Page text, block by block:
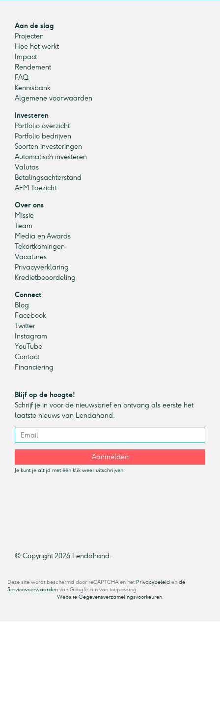
Aan de slag
Projecten
Hoe het werkt
Impact
Rendement
FAQ
Kennisbank
Algemene voorwaarden
Investeren
Portfolio overzicht
Portfolio bedrijven
Soorten investeringen
Automatisch investeren
Valutas
Betalingsachterstand
AFM Toezicht
Over ons
Missie
Team
Media en Awards
Tekortkomingen
Vacatures
Privacyverklaring
Kredietbeoordeling
Connect
Blog
Facebook
Twitter
Instagram
YouTube
Contact
Financiering
Blijf op de hoogte!
Schrijf je in voor de nieuwsbrief en ontvang als eerste het
laatste nieuws van Lendahand.
Aanmelden
Je kunt je altijd met één klik weer uitschrijven.
© Copyright 2026 Lendahand.
Deze site wordt beschermd door reCAPTCHA en het Privacybeleid en de
Servicevoorwaarden van Google zijn van toepassing.
Website Gegevensverzamelingsvoorkeuren.